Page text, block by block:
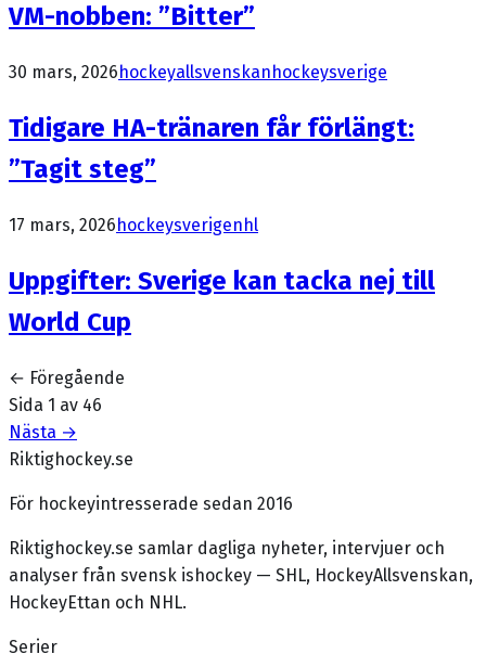
VM-nobben: ”Bitter”
30 mars, 2026 hockeyallsvenskan hockeysverige
Tidigare HA-tränaren får förlängt:
”Tagit steg”
17 mars, 2026 hockeysverigenhl
Uppgifter: Sverige kan tacka nej till
World Cup
← Föregående
Sida 1 av 46
Nästa →
Riktighockey.se
För hockeyintresserade sedan 2016
Riktighockey.se samlar dagliga nyheter, intervjuer och
analyser från svensk ishockey — SHL, HockeyAllsvenskan,
HockeyEttan och NHL.
Serier